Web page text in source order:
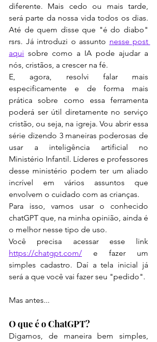
diferente. Mais cedo ou mais tarde,
será parte da nossa vida todos os dias.
Até de quem disse que "é do diabo"
rsrs. Já introduzi o assunto nesse post
aqui sobre como a IA pode ajudar a
nós, cristãos, a crescer na fé.
E, agora, resolvi falar mais
especificamente e de forma mais
prática sobre como essa ferramenta
poderá ser útil diretamente no serviço
cristão, ou seja, na igreja. Vou abrir essa
série dizendo 3 maneiras poderosas de
usar a inteligência artificial no
Ministério Infantil. Líderes e professores
desse ministério podem ter um aliado
incrível em vários assuntos que
envolvem o cuidado com as crianças.
Para isso, vamos usar o conhecido
chatGPT que, na minha opinião, ainda é
o melhor nesse tipo de uso.
https://chatgpt.com/ e fazer um
simples cadastro. Daí a tela inicial já
será a que você vai fazer seu "pedido".
Mas antes...
O que é o ChatGPT?
Digamos, de maneira bem simples,